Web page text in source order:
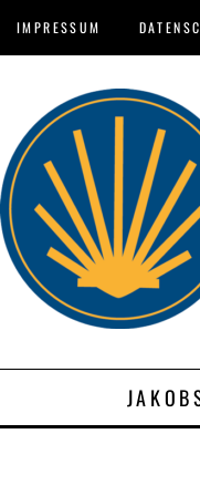
IMPRESSUM